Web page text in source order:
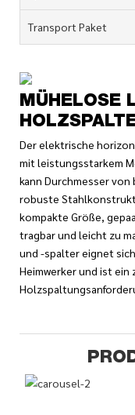
Transport Paket
MÜHELOSE
Der elektrische
mit leistungsstarkem
kann Durchmesser von
robuste
kompakte Größe,
tragbar und leicht zu
und -spalter eignet
Heimwerker und ist ein